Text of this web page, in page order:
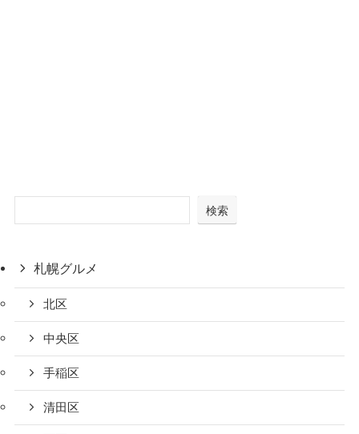
検索
札幌グルメ
北区
中央区
手稲区
清田区